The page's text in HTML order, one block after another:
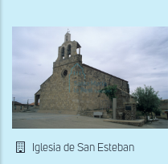
Iglesia de San Esteban